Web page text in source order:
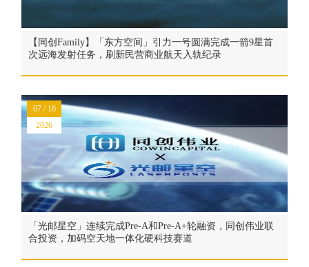
【同创Family】「东方空间」引力一号圆满完成一箭9星首
次远海发射任务，刷新民营商业航天入轨纪录
「光邮星空」连续完成Pre-A和Pre-A+轮融资，同创伟业联
合投资，加码空天地一体化硬科技赛道
07 / 16
2026